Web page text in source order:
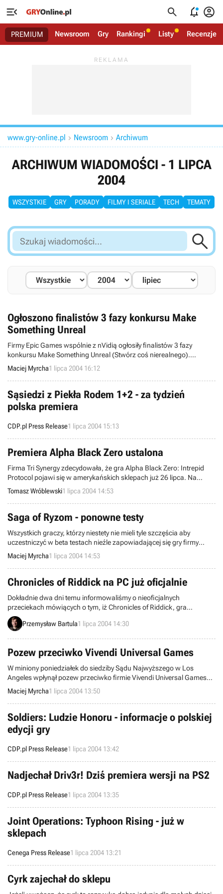
   
PREMIUM Newsroom Gry Rankingi Listy Recenzje
www.gry-online.pl  Newsroom  Archiwum
ARCHIWUM WIADOMOŚCI - 1 LIPCA
2004
WSZYSTKIE GRY PORADY FILMY I SERIALE TECH TEMATY
Szukaj
wiadomości...

Ogłoszono finalistów 3 fazy konkursu Make
Something Unreal
Firmy Epic Games wspólnie z nVidią ogłosiły finalistów 3 fazy
konkursu Make Something Unreal (Stwórz coś nierealnego).
Konkurs składa się z 4 faz i wielkiego finału, a zdobyć w nim można
nagrody rzeczowe i pieniężne o łącznej wartości ponad 1 miliona
USD ( w tym licencję na korzystanie z silnika Unreal). W 3 fazie
konkursu w szranki stanęły mody do Unreal Tournament 2004 a
finalistów tej fazy przedstawiamy w dalszej części newsa.
Przypomnę, że w Make Something Unreal mogą wziąć udział
powstałych na silniku Unreal.
Maciej Myrcha1 lipca 2004 16:12
Sąsiedzi z Piekła Rodem 1+2 - za tydzień
polska premiera
CDP.pl Press Release1 lipca 2004 15:13
Premiera Alpha Black Zero ustalona
Firma Tri Synergy zdecydowała, że gra Alpha Black Zero: Intrepid
Protocol pojawi się w amerykańskich sklepach już 26 lipca. Na
oficjalnej stronie otwartej w ostatnim czasie wyczytać możemy, iż
tytuł ten to drużynowy shooter z widokiem zza pleców, który łączyć
ma elementy gier taktycznych i skradanek. Producent, firma
Playlogic, obiecuje zarówno tryb jednoosobowy, jak i wieloosobowy
z kooperacją nawet pięciu żołnierzy.
Tomasz Wróblewski1 lipca 2004 14:53
Saga of Ryzom - ponowne testy
Wszystkich graczy, którzy niestety nie mieli tyle szczęścia aby
uczestniczyć w beta testach nieźle zapowiadającej się gry firmy
Nevrax, spod znaku MMORPG, Saga of Ryzom, pragnę
poinformować, iż jeszcze nie wszystko stracone. Otóż twórcy gry
zapowiedzieli, że już dzisiaj rozpocznie się otwarty beta test mający
na celu sprawdzenie stabilności serwerów. Test ten potrwa do
poniedziałku 5 lipca i jednocześnie będzie pierwszym z serii tzw
Otwartych Weekendów Testowania.
Maciej Myrcha1 lipca 2004 14:53
Chronicles of Riddick na PC już oficjalnie
Dokładnie dwa dni temu informowaliśmy o nieoficjalnych
przeciekach mówiących o tym, iż Chronicles of Riddick, gra
stworzona pierwotnie z myślą o konsolach, zostanie również
wydana w wersji na komputery PC. Dziś z kolei mamy przyjemność
Games zdecydowali się na przygotowanie edycji PeCetowej, a co
więcej, rozważają stworzenie kolejnych części tego tytułu.
Przemysław Bartula1 lipca 2004 14:30
Pozew przeciwko Vivendi Universal Games
W miniony poniedziałek do siedziby Sądu Najwyższego w Los
Angeles wpłynął pozew przeciwko firmie Vivendi Universal Games
złożony przez Neila Aitkena, pracownika Knowledge Adventure
(studia podległego VUG). Pozew ten dotyczy niezapłaconych
nadgodzin, które pracownicy VUG zamierzają teraz odzyskać.
Maciej Myrcha1 lipca 2004 13:50
Soldiers: Ludzie Honoru - informacje o polskiej
edycji gry
CDP.pl Press Release1 lipca 2004 13:42
Nadjechał Driv3r! Dziś premiera wersji na PS2
CDP.pl Press Release1 lipca 2004 13:35
Joint Operations: Typhoon Rising - już w
sklepach
Cenega Press Release1 lipca 2004 13:21
Cyrk zajechał do sklepu